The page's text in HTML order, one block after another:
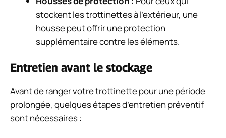
stockent les trottinettes à l’extérieur, une
housse peut offrir une protection
supplémentaire contre les éléments.
Entretien avant le stockage
Avant de ranger votre trottinette pour une période
prolongée, quelques étapes d’entretien préventif
sont nécessaires :